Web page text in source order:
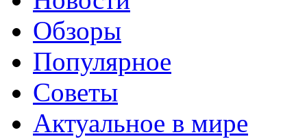
Обзоры
Популярное
Советы
Актуальное в мире